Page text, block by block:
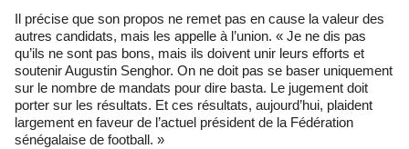
Il précise que son propos ne remet pas en cause la valeur des
autres candidats, mais les appelle à l’union. « Je ne dis pas
qu’ils ne sont pas bons, mais ils doivent unir leurs efforts et
soutenir Augustin Senghor. On ne doit pas se baser uniquement
sur le nombre de mandats pour dire basta. Le jugement doit
porter sur les résultats. Et ces résultats, aujourd’hui, plaident
largement en faveur de l’actuel président de la Fédération
sénégalaise de football. »